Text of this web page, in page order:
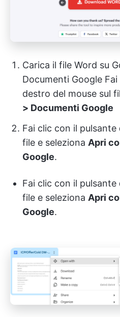
Carica il file Word su
Documenti Google
destro del mouse sul
> Documenti Google
Fai clic con il
file e seleziona Apri
Google.
Fai clic con il
file e seleziona Apri
Google.